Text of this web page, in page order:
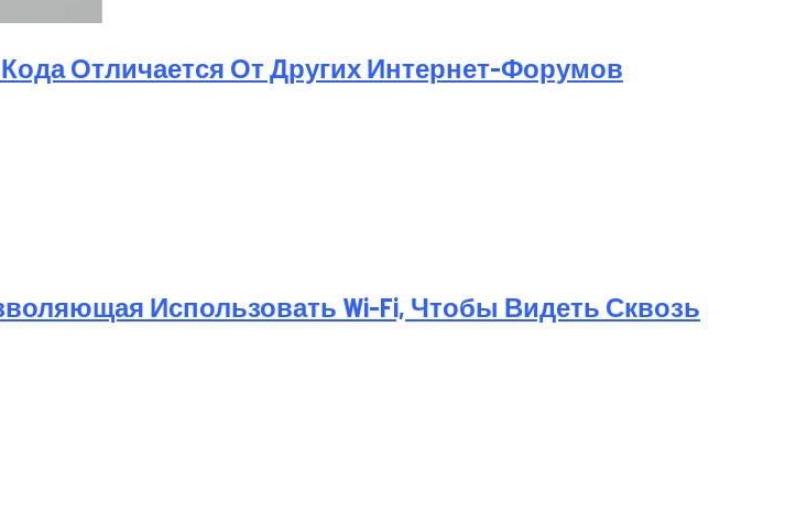
Кэша
Отличается От Других Интернет-Форумов
Использовать Wi-Fi, Чтобы Видеть Сквозь